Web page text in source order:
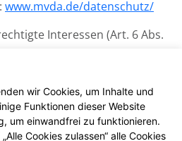
www.mvda.de/datenschutz/
Interessen (Art. 6 Abs.
zum
CAPTCHA
oder per
wir Cookies, um Inhalte und
Funktionen dieser Website
um einwandfrei zu funktionieren.
Cookies zulassen“ alle Cookies